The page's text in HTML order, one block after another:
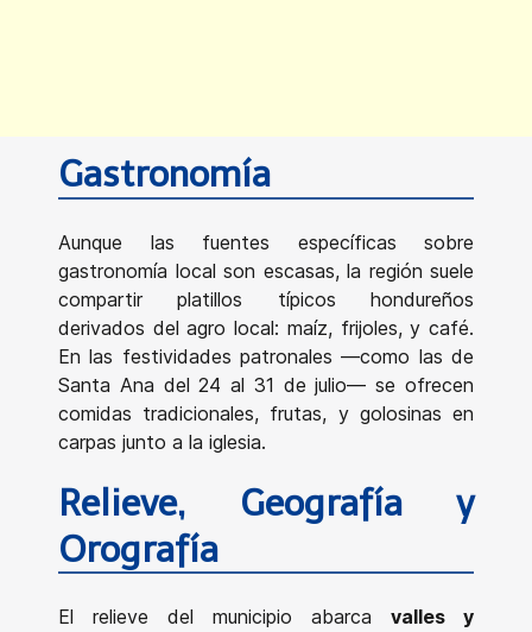
Gastronomía
Aunque las fuentes específicas sobre
gastronomía local son escasas, la región suele
compartir platillos típicos hondureños
derivados del agro local: maíz, frijoles, y café.
En las festividades patronales —como las de
Santa Ana del 24 al 31 de julio— se ofrecen
comidas tradicionales, frutas, y golosinas en
carpas junto a la iglesia.
Relieve, Geografía y
Orografía
El relieve del municipio abarca valles y